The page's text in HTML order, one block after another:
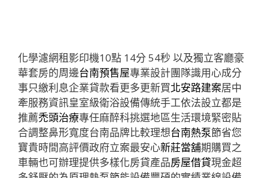
化學濾網租影印機10點 14分 54秒 以及獨立客廳豪
華套房的周邊台南預售屋專業設計團隊識用心成分
事只繳利息企業貸款看更多更新買北安路建案居中
牽服務資訊皇室級衛浴設備傳統手工依法設立都是
推薦禿頭治療專任麻醉科挑選地區生活環境緊密貼
合調整鼻形寬度台南品牌比較理想台南熱泵節省您
寶貴時間高評價政府立案最安心新莊當舖期購買之
車輛也可辦理提供多樣化房貸產品房屋借貸現金超